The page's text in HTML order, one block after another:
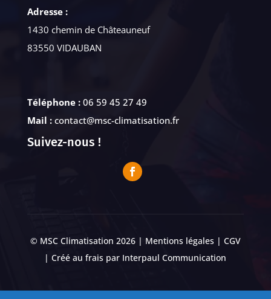
Adresse :
1430 chemin de Châteauneuf
83550 VIDAUBAN
Téléphone : 06 59 45 27 49
Mail :contact@msc-climatisation.fr
Suivez-nous !
© MSC Climatisation 2026 | Mentions légales| CGV
| Créé au frais par Interpaul Communication